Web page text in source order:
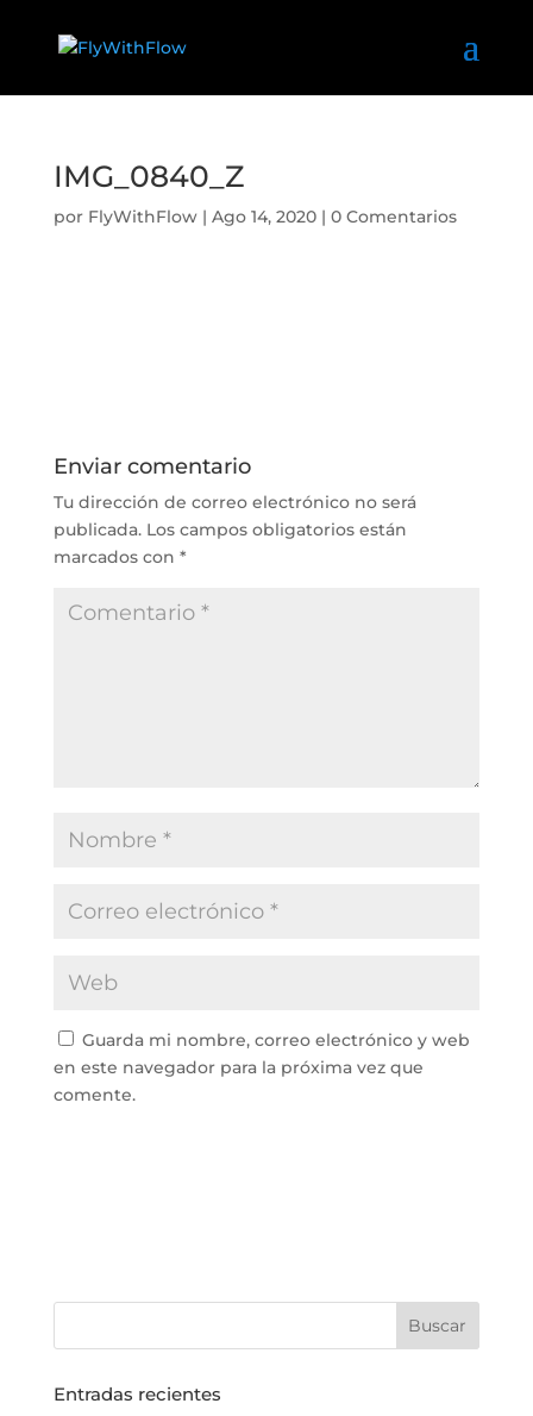
IMG_0840_Z
por FlyWithFlow| Ago 14, 2020| 0 Comentarios
Enviar comentario
Tu dirección de correo electrónico no será
publicada. Los campos obligatorios están
marcados con *
Guarda mi nombre, correo electrónico y web
en este navegador para la próxima vez que
comente.
Entradas recientes